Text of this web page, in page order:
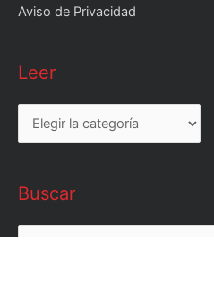
Aviso de Privacidad
Leer
Leer
Buscar